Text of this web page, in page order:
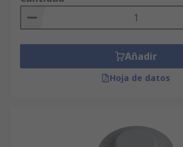
Añadir
Hoja de datos